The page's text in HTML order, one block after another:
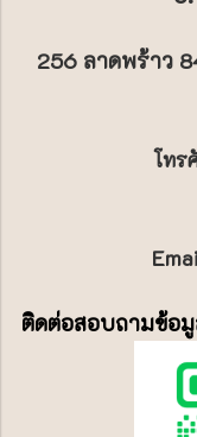
256 ลาดพร้าว
โทร
ติดต่อสอบถามข้อมู